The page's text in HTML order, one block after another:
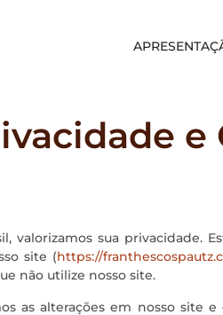
e
valorizamos sua privacidade.
site (https://
não utilize nosso site.
as alterações em nosso site